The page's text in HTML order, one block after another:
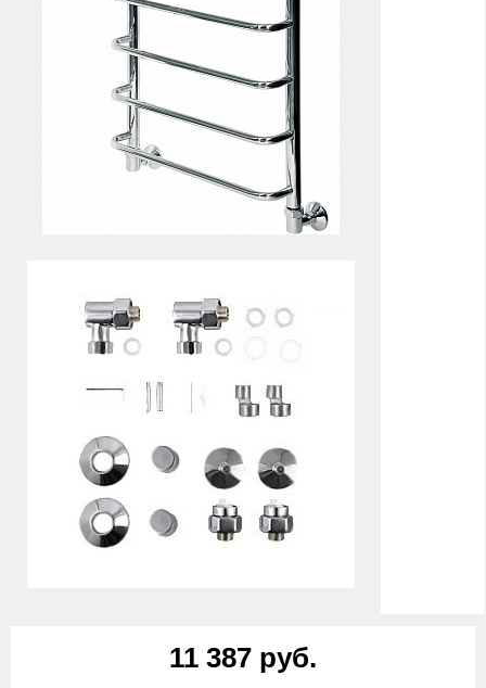
11 387 руб.